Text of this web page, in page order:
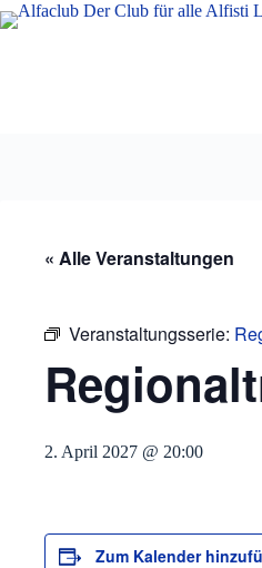
Zum
Inhalt
« Alle Veranstaltungen
Veranstaltungsserie:
2. April 2027 @ 20:00
Zum Kalender